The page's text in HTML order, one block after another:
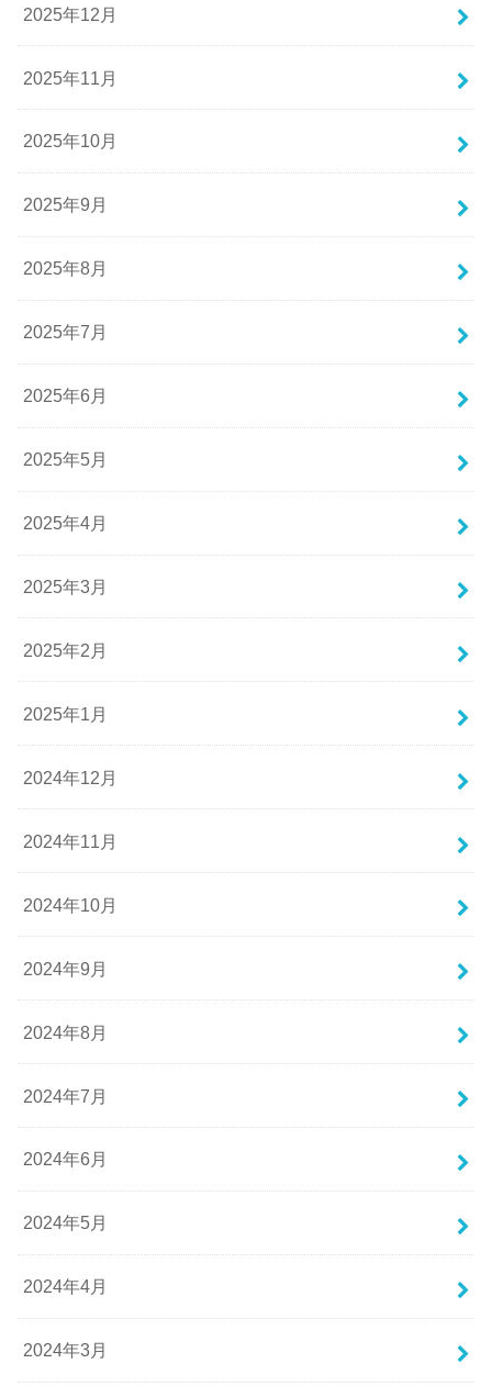
2025年12月
2025年11月
2025年10月
2025年9月
2025年8月
2025年7月
2025年6月
2025年5月
2025年4月
2025年3月
2025年2月
2025年1月
2024年12月
2024年11月
2024年10月
2024年9月
2024年8月
2024年7月
2024年6月
2024年5月
2024年4月
2024年3月